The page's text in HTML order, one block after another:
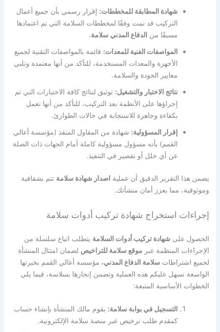
شهادة المطابقة للمخططات: إقرار رسمي بأن جميع أعمال
التركيب قد تمت وفقًا لمخططات السلامة التي تم اعتمادها
مسبقًا من الدفاع المدني سلامة.
المواصفات الفنية للمعدات: قائمة بالمواصفات التقنية لجميع
الأجهزة والمعدات المستخدمة، للتأكد من أنها معتمدة وتلبي
معايير الجودة والسلامة.
نتائج الاختبار والتشغيل: توثيق لنتائج كافة الاختبارات التي تم
إجراؤها على الأنظمة بعد التركيب، للتأكد من أنها تعمل
بكفاءة وجاهزة للاستجابة في حالات الطوارئ.
إقرار المسؤولية: شهادة من المقاول المنفذ (مؤسسة أعالي
القمم) بأنه مسؤول مسؤولية كاملة أمام الجهات ذات الصلة
عن أي خلل أو تقصير في التنفيذ.
يضمن هذا التقرير الدقيق أن عملية اصدار شهادة سلامة تتم بشفافية
وموثوقية، مما يعزز أمان منشأتك.
إجراءات استخراج شهادة تركيب أدوات سلامة
الحصول على شهادة تركيب أدوات السلامة يتطلب اتباع سلسلة من
الإجراءات المنظمة عبر موقع سلامة للتراخيص لضمان امتثال المنشأة
لجميع اشتراطات سلامة الدفاع المدني، مؤسسة أعالي القمم بخبرتها
الواسعة تسهل عليكم هذه العملية وتضمن إنجازها بسلاسة، فيما يلي
الخطوات الأساسية المتبعة:
التسجيل في بوابة سلامة: يقوم مالك المنشأة بإنشاء حساب
كمقدم طلب ترخيص عبر منصة سلامة الإلكترونية.